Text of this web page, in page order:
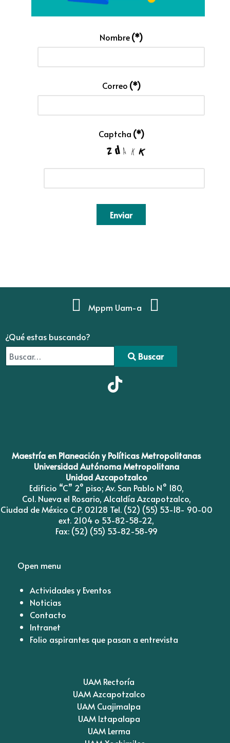
Nombre(*)
Correo (*)
Captcha (*)
Enviar
Mppm Uam-a
¿Qué estas buscando?
Buscar
Maestría en Planeación y Políticas Metropolitanas
Universidad Autónoma Metropolitana
Unidad Azcapotzalco
Edificio “C” 2° piso; Av. San Pablo N° 180,
Col. Nueva el Rosario, Alcaldía Azcapotzalco,
Ciudad de México C.P. 02128 Tel. (52) (55) 53-18- 90-00
ext. 2104 o 53-82-58-22,
Fax: (52) (55) 53-82-58-99
Open menu
Actividades y Eventos
Noticias
Contacto
Intranet
Folio aspirantes que pasan a entrevista
UAM Rectoría
UAM Azcapotzalco
UAM Cuajimalpa
UAM Iztapalapa
UAM Lerma